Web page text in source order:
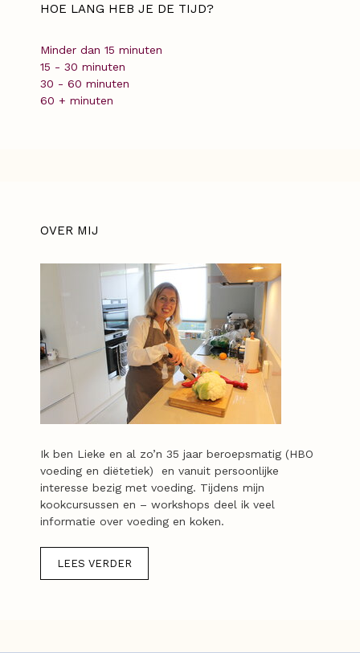
HOE LANG HEB JE DE TIJD?
Minder dan 15 minuten
15 - 30 minuten
30 - 60 minuten
60 + minuten
OVER MIJ
Ik ben Lieke en al zo’n 35 jaar beroepsmatig (HBO
voeding en diëtetiek) en vanuit persoonlijke
interesse bezig met voeding. Tijdens mijn
kookcursussen en – workshops deel ik veel
informatie over voeding en koken.
LEES VERDER